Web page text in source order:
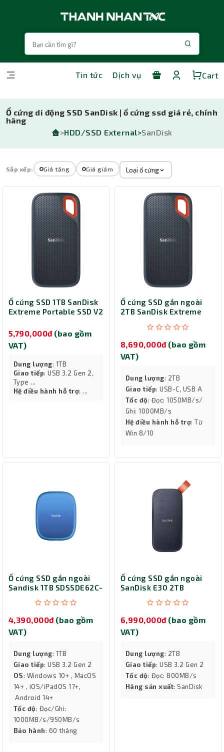
Tin tức Dịch vụ Cart
Ổ cứng di động SSD SanDisk | ổ cứng ssd giá rẻ, chính
hãng
>HDD/SSD External>SanDisk
Sắp xếp: Giá tăng Giá giảm Loại ổ cứng
Ổ cứng SSD 1TB SanDisk
Extreme Portable SSD V2
5,790,000đ (bao gồm
VAT)
Dung lượng: 1TB
Giao tiếp: USB 3.2 Gen 2,
Type ...
Hệ điều hành hỗ trợ: ...
Ổ cứng SSD gắn ngoài
2TB SanDisk Extreme
SDSSDE61-2T00-G25
8,690,000đ (bao gồm
VAT)
Dung lượng: 2TB
Giao tiếp: USB-C, USB A
Tốc độ: Đọc: 1050MB/s/
Ghi: 1000MB/s
Hệ điều hành hỗ trợ: Từ
Win 8/10
Ổ cứng SSD gắn ngoài
Sandisk 1TB SDSSDE62C-
4,390,000đ (bao gồm
VAT)
Dung lượng: 1TB
Giao tiếp: USB 3.2 Gen 2
OS: Windows 10+ , MacOS
14+ , iOS/iPadOS 17+,
Android 14+
Tốc độ: Đọc/Ghi:
1000MB/s/950MB/s
Bảo hành: 60 tháng
Ổ cứng SSD gắn ngoài
SanDisk E30 2TB
6,990,000đ (bao gồm
VAT)
Dung lượng: 2TB
Giao tiếp: USB 3.2 Gen 2
Tốc độ: Đọc: 800MB/s
Hãng sản xuất: SanDisk